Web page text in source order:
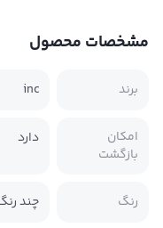
مشخصات محصول
برند inc
امکان
بازگشت
دارد
رنگ چند